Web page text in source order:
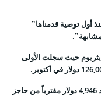
“ارتفع بنحو 100 ضعف منذ أول توصية قدمناها”
حيث سجلت الأولى
بدوره سجل إيثريوم أيضاً أعلى مستوى تاريخي عند 4,946 دولار مقترباً من حاجز